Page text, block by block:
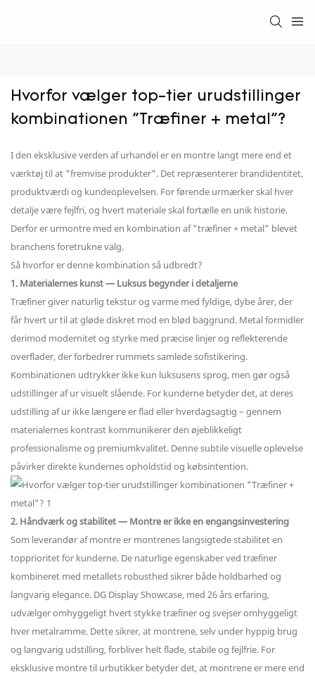
Hvorfor vælger top-tier urudstillinger
kombinationen "Træfiner + metal"?
I den eksklusive verden af ​​urhandel er en montre langt mere end et
værktøj til at "fremvise produkter". Det repræsenterer brandidentitet,
produktværdi og kundeoplevelsen. For førende urmærker skal hver
detalje være fejlfri, og hvert materiale skal fortælle en unik historie.
Derfor er urmontre med en kombination af "træfiner + metal" blevet
branchens foretrukne valg.
Så hvorfor er denne kombination så udbredt?
1. Materialernes kunst — Luksus begynder i detaljerne
Træfiner giver naturlig tekstur og varme med fyldige, dybe årer, der
får hvert ur til at gløde diskret mod en blød baggrund. Metal formidler
derimod modernitet og styrke med præcise linjer og reflekterende
overflader, der forbedrer rummets samlede sofistikering.
Kombinationen udtrykker ikke kun luksusens sprog, men gør også
udstillinger af ur visuelt slående. For kunderne betyder det, at deres
udstilling af ur ikke længere er flad eller hverdagsagtig – gennem
materialernes kontrast kommunikerer den øjeblikkeligt
professionalisme og premiumkvalitet. Denne subtile visuelle oplevelse
påvirker direkte kundernes opholdstid og købsintention.
2. Håndværk og stabilitet — Montre er ikke en engangsinvestering
Som leverandør af montre er montrenes langsigtede stabilitet en
topprioritet for kunderne. De naturlige egenskaber ved træfiner
kombineret med metallets robusthed sikrer både holdbarhed og
langvarig elegance. DG Display Showcase, med 26 års erfaring,
udvælger omhyggeligt hvert stykke træfiner og svejser omhyggeligt
hver metalramme. Dette sikrer, at montrene, selv under hyppig brug
og langvarig udstilling, forbliver helt flade, stabile og fejlfrie. For
eksklusive montre til urbutikker betyder det, at montrene er mere end